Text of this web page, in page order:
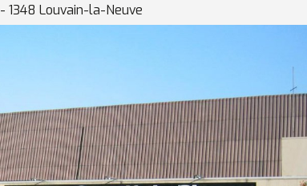
1348 Louvain-la-Neuve